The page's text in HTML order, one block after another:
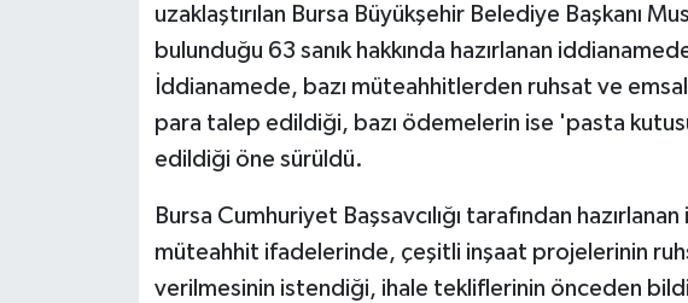
uzaklaştırılan Bursa Büyükşehir Belediye Başkanı
bulunduğu 63 sanık hakkında hazırlanan
İddianamede, bazı müteahhitlerden ruhsat ve emsal
para talep edildiği, bazı ödemelerin ise 'pasta
edildiği öne sürüldü.
Bursa Cumhuriyet Başsavcılığı tarafından
müteahhit ifadelerinde, çeşitli inşaat projelerinin
verilmesinin istendiği, ihale tekliflerinin önceden
İş Dünyası
Jandarma
KÜLTÜR SANAT